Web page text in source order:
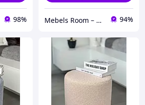
98% Mebels Room – ми за комфорт та зручність для вас 94%